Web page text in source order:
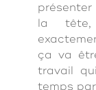
présenter
la tête,
ça va
travail
temps